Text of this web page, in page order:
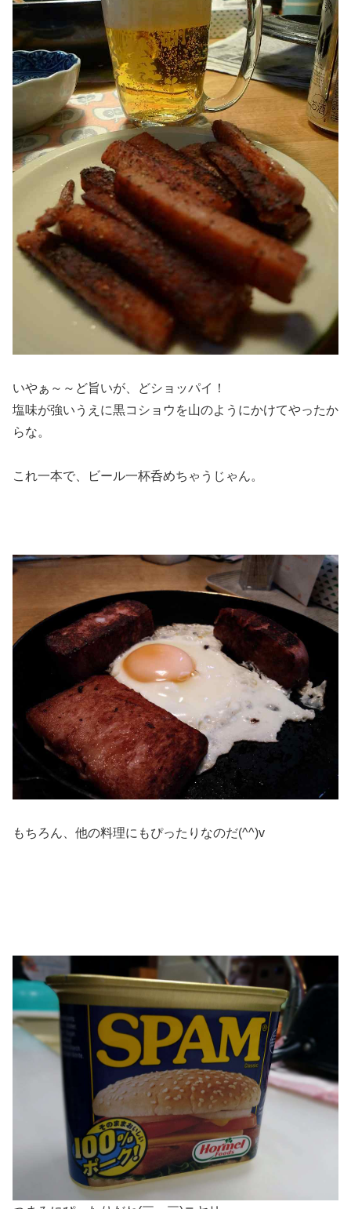
いやぁ～～ど旨いが、どショッパイ！
塩味が強いうえに黒コショウを山のようにかけてやったか
らな。
これ一本で、ビール一杯呑めちゃうじゃん。
もちろん、他の料理にもぴったりなのだ(^^)v